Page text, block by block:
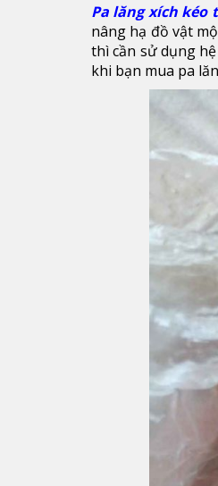
Pa lăng xích kéo
nâng hạ đồ vật
thì cần sử dụng
khi bạn mua pa